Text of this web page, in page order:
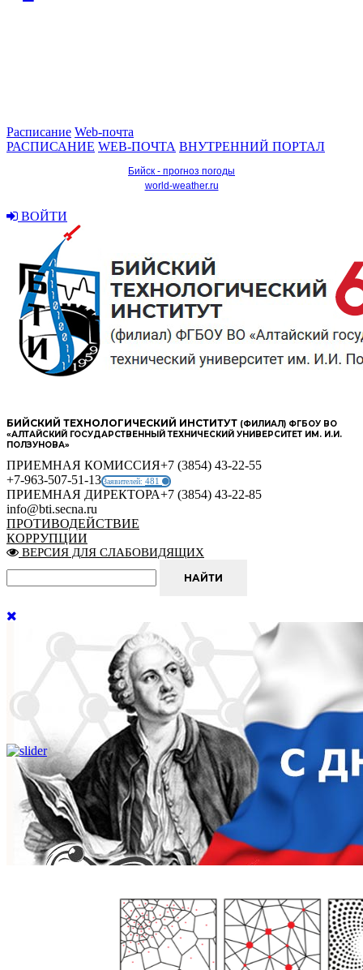
Расписание Web-почта
РАСПИСАНИЕ WEB-ПОЧТА ВНУТРЕННИЙ ПОРТАЛ
Бийск - прогноз погоды
world-weather.ru
ВОЙТИ
БИЙСКИЙ ТЕХНОЛОГИЧЕСКИЙ ИНСТИТУТ (ФИЛИАЛ) ФГБОУ ВО
«АЛТАЙСКИЙ ГОСУДАРСТВЕННЫЙ ТЕХНИЧЕСКИЙ УНИВЕРСИТЕТ ИМ. И.И.
ПОЛЗУНОВА»
ПРИЕМНАЯ КОМИССИЯ+7 (3854) 43-22-55
+7-963-507-51-13Заявителей: 481
ПРИЕМНАЯ ДИРЕКТОРА+7 (3854) 43-22-85
info@bti.secna.ru
ПРОТИВОДЕЙСТВИЕ
КОРРУПЦИИ
ВЕРСИЯ ДЛЯ СЛАБОВИДЯЩИХ